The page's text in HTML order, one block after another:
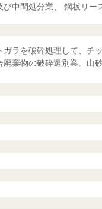
中間処分業、 鋼板リー
ガラを破砕処理して、チ
棄物の破砕選別業。山